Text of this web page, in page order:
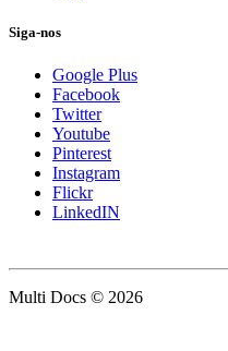
Siga-nos
Google Plus
Facebook
Twitter
Youtube
Pinterest
Instagram
Flickr
LinkedIN
Multi Docs © 2026